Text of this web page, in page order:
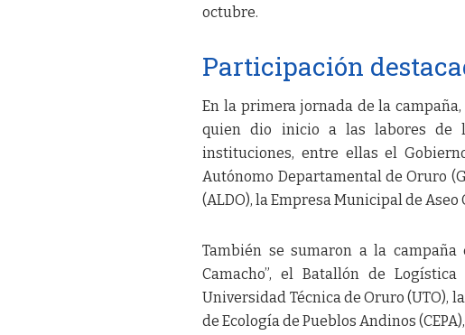
octubre.
Participación
En la primera jornada de la
quien dio inicio a las labores de
instituciones, entre ellas el
Autónomo Departamental de Oruro
(ALDO), la Empresa Municipal de
También se sumaron a la
Camacho”, el Batallón de
Universidad Técnica de Oruro (UTO),
de Ecología de Pueblos Andinos